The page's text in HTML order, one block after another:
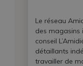
Le réseau
des magasins
conseil
détaillants
travailler de